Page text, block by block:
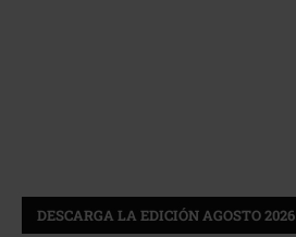
DESCARGA LA EDICIÓN AGOSTO 2026